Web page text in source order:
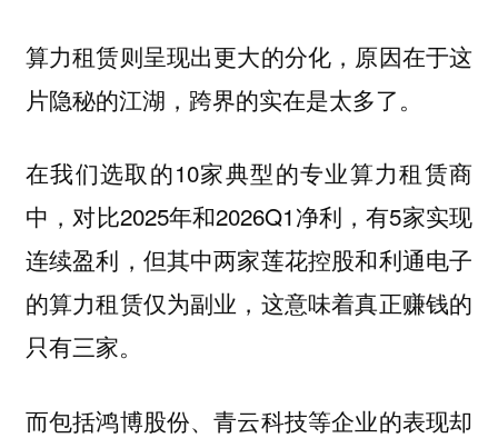
算力租赁则呈现出更大的分化，原因在于这
片隐秘的江湖，跨界的实在是太多了。
在我们选取的10家典型的专业算力租赁商
中，对比2025年和2026Q1净利，有5家实现
连续盈利，但其中两家莲花控股和利通电子
的算力租赁仅为副业，这意味着真正赚钱的
只有三家。
而包括鸿博股份、青云科技等企业的表现却